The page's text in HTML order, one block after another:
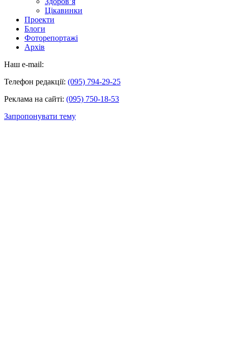
Цікавинки
Проекти
Блоги
Фоторепортажі
Архів
Наш e-mail:
Телефон редакції: (095) 794-29-25
Реклама на сайті: (095) 750-18-53
Запропонувати тему